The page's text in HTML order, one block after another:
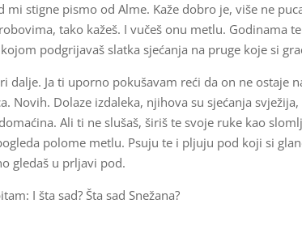
mi stigne pismo od Alme. Kaže dobro je, više ne
tako kažeš. I vučeš onu metlu. Godinama
podgrijavaš slatka sjećanja na pruge koje si
dalje. Ja ti uporno pokušavam reći da on ne ostaje
Novih. Dolaze izdaleka, njihova su sjećanja
Ali ti ne slušaš, širiš te svoje ruke kao
polome metlu. Psuju te i pljuju pod koji si
gledaš u prljavi pod.
I šta sad? Šta sad Snežana?